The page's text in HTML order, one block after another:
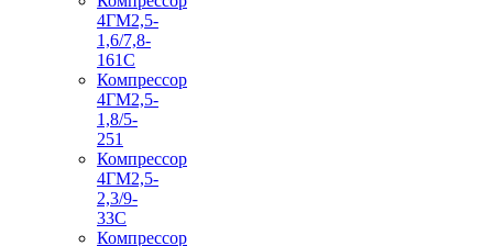
4ГМ2,5-
1,6/7,8-
161С
Компрессор
4ГМ2,5-
1,8/5-
251
Компрессор
4ГМ2,5-
2,3/9-
33С
Компрессор